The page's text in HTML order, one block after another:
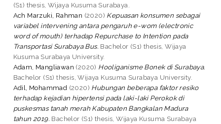
(S1) thesis, Wijaya Kusuma Surabaya.
Ach Marzuki, Rahman (2020) Kepuasan konsumen sebagai
variabel intervening antara pengaruh e-wom (electronic
word of mouth) terhadap Repurchase to Intention pada
Transportasi Surabaya Bus. Bachelor (S1) thesis, Wijaya
Kusuma Surabaya University.
Adam, Mangliawan (2020) Hooliganisme Bonek di Surabaya.
Bachelor (S1) thesis, Wijaya Kusuma Surabaya University.
Adil, Mohammad (2020) Hubungan beberapa faktor resiko
terhadap kejadian hipertensi pada laki-laki Perokok di
puskesmas tanah merah Kabupaten Bangkalan Madura
tahun 2019. Bachelor (S1) thesis, Wijaya Kusuma Surabaya